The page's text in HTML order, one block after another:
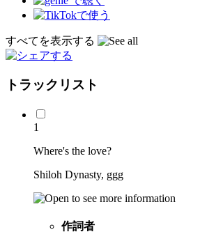
すべてを表示する
トラックリスト
1
Where's the love?
Shiloh Dynasty, ggg
作詞者